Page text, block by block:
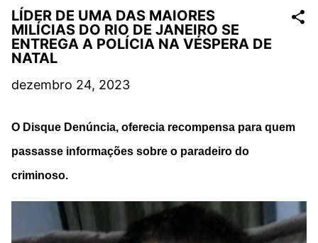
LÍDER DE UMA DAS MAIORES
MILÍCIAS DO RIO DE JANEIRO SE
ENTREGA A POLÍCIA NA VÉSPERA DE
NATAL
dezembro 24, 2023
O Disque Denúncia, oferecia recompensa para quem
passasse informações sobre o paradeiro do
criminoso.